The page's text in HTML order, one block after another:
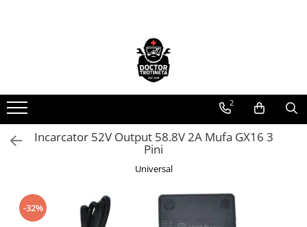
Toate produsele
Piese de schimb
https://www.doctortrotineta.ro/electrica
Acceleratie
Motoare
Cabluri
2
Incarcator 52V Output 58.8V 2A Mufa GX16 3
Pini
Universal
-32%